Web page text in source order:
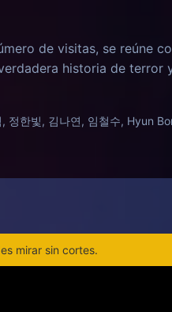
de visitas, se reúne
historia de terror
정한빛, 김나연, 임철수, Hyun
mirar sin cortes.